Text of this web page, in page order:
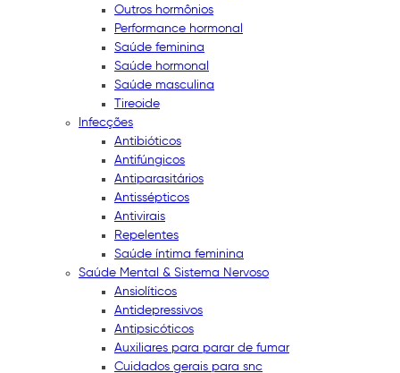
Outros hormônios
Performance hormonal
Saúde feminina
Saúde hormonal
Saúde masculina
Tireoide
Infecções
Antibióticos
Antifúngicos
Antiparasitários
Antissépticos
Antivirais
Repelentes
Saúde íntima feminina
Saúde Mental & Sistema Nervoso
Ansiolíticos
Antidepressivos
Antipsicóticos
Auxiliares para parar de fumar
Cuidados gerais para snc